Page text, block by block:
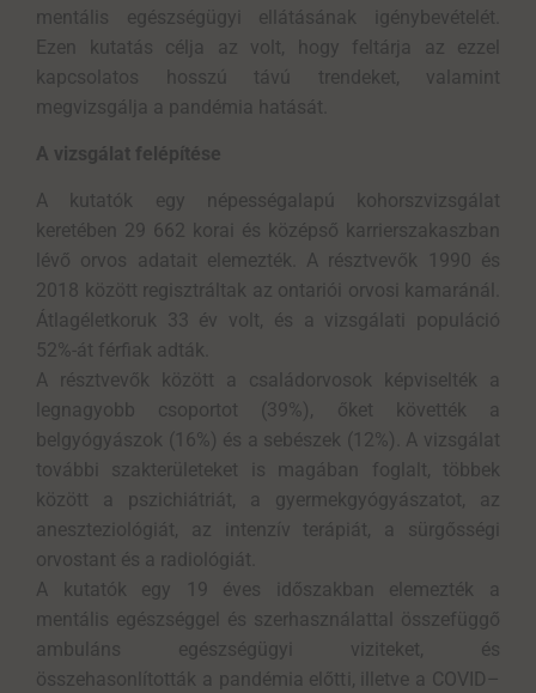
mentális egészségügyi ellátásának igénybevételét.
Ezen kutatás célja az volt, hogy feltárja az ezzel
kapcsolatos hosszú távú trendeket, valamint
megvizsgálja a pandémia hatását.
A vizsgálat felépítése
A kutatók egy népességalapú kohorszvizsgálat
keretében 29 662 korai és középső karrierszakaszban
lévő orvos adatait elemezték. A résztvevők 1990 és
2018 között regisztráltak az ontariói orvosi kamaránál.
Átlagéletkoruk 33 év volt, és a vizsgálati populáció
52%-át férfiak adták.
A résztvevők között a családorvosok képviselték a
legnagyobb csoportot (39%), őket követték a
belgyógyászok (16%) és a sebészek (12%). A vizsgálat
további szakterületeket is magában foglalt, többek
között a pszichiátriát, a gyermekgyógyászatot, az
aneszteziológiát, az intenzív terápiát, a sürgősségi
orvostant és a radiológiát.
A kutatók egy 19 éves időszakban elemezték a
mentális egészséggel és szerhasználattal összefüggő
ambuláns egészségügyi viziteket, és
összehasonlították a pandémia előtti, illetve a COVID–